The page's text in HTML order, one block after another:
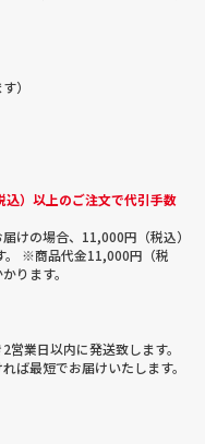
）
）以上のご注文で代引手数
けの場合、11,000円（税込）
。 ※商品代金11,000円（税
ります。
業日以内に発送致します。
ば最短でお届けいたします。